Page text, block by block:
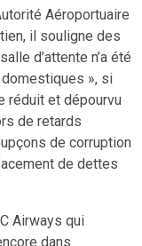
Aéroportuaire
il souligne des
d’attente n’a été
», si
réduit et dépourvu
de retards
de corruption
de dettes
Airways qui
dans